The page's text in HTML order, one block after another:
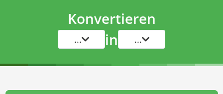
Konvertieren
... in ...